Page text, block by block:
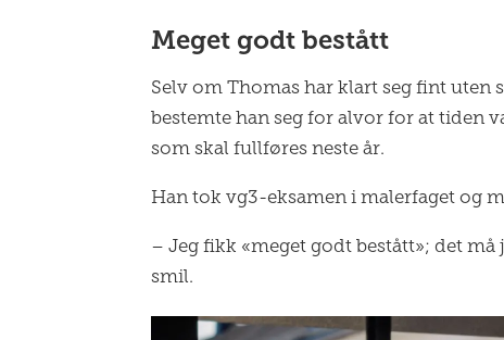
Meget godt bestått
Selv om Thomas har klart seg fint uten
bestemte han seg for alvor for at tiden
som skal fullføres neste år.
Han tok vg3-eksamen i malerfaget og
– Jeg fikk «meget godt bestått»; det
smil.